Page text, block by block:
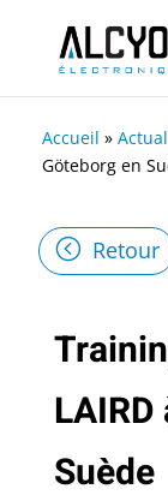
Accueil »
Göteborg en
Retour
Suède